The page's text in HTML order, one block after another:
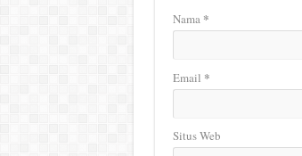
Nama *
Email *
Situs Web